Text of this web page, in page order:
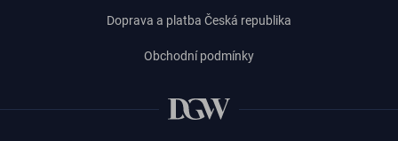
Doprava a platba Česká republika
Obchodní podmínky